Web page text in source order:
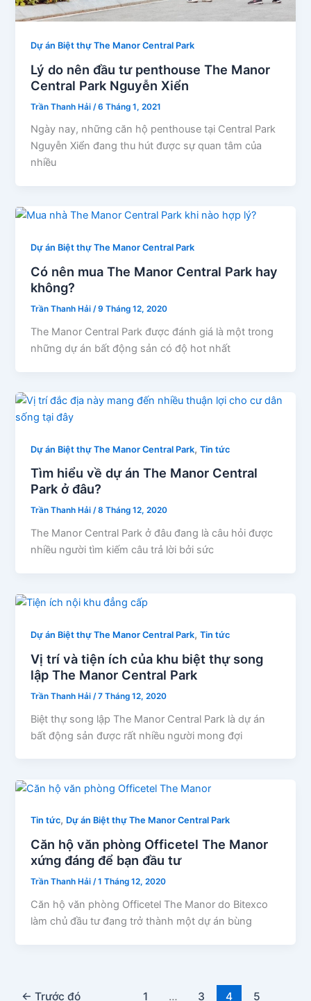
Dự án Biệt thự The Manor Central Park
Lý do nên đầu tư penthouse The Manor
Central Park Nguyễn Xiển
Trần Thanh Hải /6 Tháng 1, 2021
Ngày nay, những căn hộ penthouse tại Central Park
Nguyễn Xiển đang thu hút được sự quan tâm của
nhiều
Dự án Biệt thự The Manor Central Park
Có nên mua The Manor Central Park hay
không?
Trần Thanh Hải/9 Tháng 12, 2020
The Manor Central Park được đánh giá là một trong
những dự án bất động sản có độ hot nhất
Dự án Biệt thự The Manor Central Park,Tin tức
Tìm hiểu về dự án The Manor Central
Park ở đâu?
Trần Thanh Hải/8 Tháng 12, 2020
The Manor Central Park ở đâu đang là câu hỏi được
nhiều người tìm kiếm câu trả lời bởi sức
Dự án Biệt thự The Manor Central Park,Tin tức
Vị trí và tiện ích của khu biệt thự song
lập The Manor Central Park
Trần Thanh Hải /7 Tháng 12, 2020
Biệt thự song lập The Manor Central Park là dự án
bất động sản được rất nhiều người mong đợi
Tin tức, Dự án Biệt thự The Manor Central Park
Căn hộ văn phòng Officetel The Manor
xứng đáng để bạn đầu tư
Trần Thanh Hải/1 Tháng 12, 2020
Căn hộ văn phòng Officetel The Manor do Bitexco
làm chủ đầu tư đang trở thành một dự án bùng
← Trước đó 1 … 3 4 5